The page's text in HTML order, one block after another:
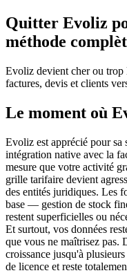
Quitter Evoliz
méthode
Evoliz devient cher ou
factures, devis et clients
Le moment où
Evoliz est apprécié pour sa
intégration native avec la
mesure que votre activité
grille tarifaire devient
des entités juridiques. Les
base — gestion de stock
restent superficielles ou
Et surtout, vos données
que vous ne maîtrisez pas.
croissance jusqu'à
de licence et reste